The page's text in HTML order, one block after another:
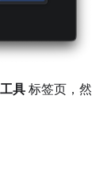
具标签页，然